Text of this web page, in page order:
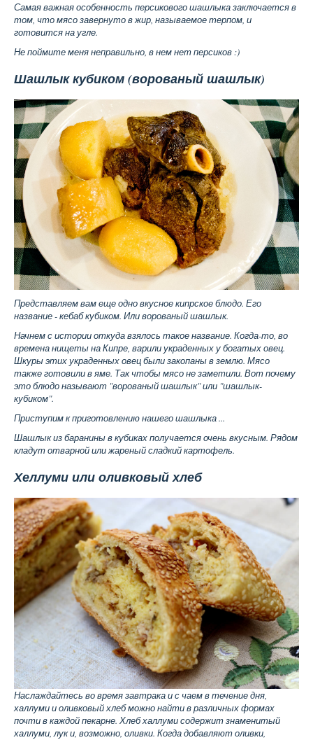
Самая важная особенность персикового шашлыка заключается в
том, что мясо завернуто в жир, называемое терпом, и
готовится на угле.
Не поймите меня неправильно, в нем нет персиков :)
Шашлык кубиком (ворованый шашлык)
Представляем вам еще одно вкусное кипрское блюдо. Его
название - кебаб кубиком. Или ворованый шашлык.
Начнем с истории откуда взялось такое название. Когда-то, во
времена нищеты на Кипре, варили украденных у богатых овец.
Шкуры этих украденных овец были закопаны в землю. Мясо
также готовили в яме. Так чтобы мясо не заметили. Вот почему
это блюдо называют "ворованый шашлык" или "шашлык-
кубиком".
Приступим к приготовлению нашего шашлыка ...
Шашлык из баранины в кубиках получается очень вкусным. Рядом
кладут отварной или жареный сладкий картофель.
Хеллуми или оливковый хлеб
Наслаждайтесь во время завтрака и с чаем в течение дня,
халлуми и оливковый хлеб можно найти в различных формах
почти в каждой пекарне. Хлеб халлуми содержит знаменитый
халлуми, лук и, возможно, оливки. Когда добавляют оливки,